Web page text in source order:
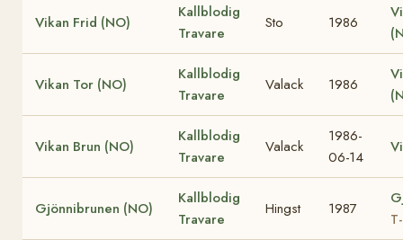
Vikan Frid (NO)
Kallblodig
Travare
Sto 1986
Vikan Tor (NO)
Kallblodig
Travare
Valack 1986
Vikan Brun (NO)
Kallblodig
Travare
Valack
1986-
06-14
Gjönnibrunen (NO)
Kallblodig
Travare
Hingst 1987